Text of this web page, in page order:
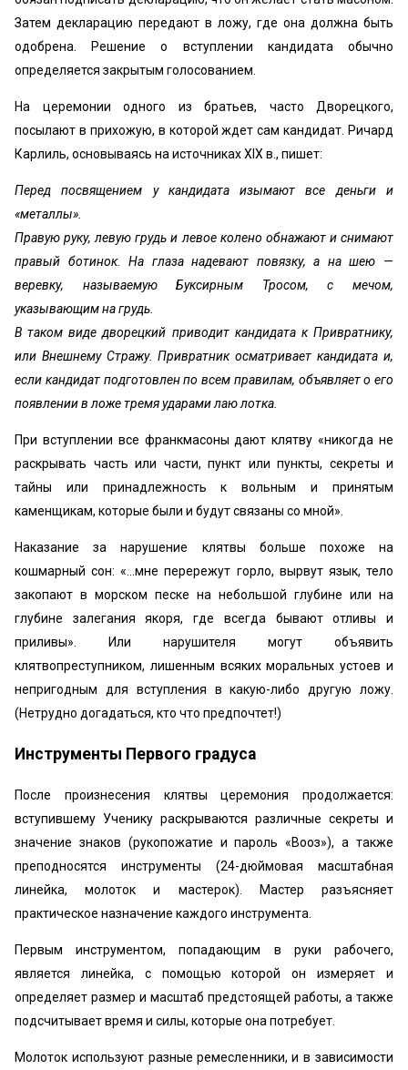
Затем декларацию передают в ложу, где она должна быть
одобрена. Решение о вступлении кандидата обычно
определяется закрытым голосованием.
На церемонии одного из братьев, часто Дворецкого,
посылают в прихожую, в которой ждет сам кандидат. Ричард
Карлиль, основываясь на источниках XIX в., пишет:
Перед посвящением у кандидата изымают все деньги и
«металлы».
Правую руку, левую грудь и левое колено обнажают и снимают
правый ботинок. На глаза надевают повязку, а на шею —
веревку, называемую Буксирным Тросом, с мечом,
указывающим на грудь.
В таком виде дворецкий приводит кандидата к Привратнику,
или Внешнему Стражу. Привратник осматривает кандидата и,
если кандидат подготовлен по всем правилам, объявляет о его
появлении в ложе тремя ударами лаю лотка.
При вступлении все франкмасоны дают клятву «никогда не
раскрывать часть или части, пункт или пункты, секреты и
тайны или принадлежность к вольным и принятым
каменщикам, которые были и будут связаны со мной».
Наказание за нарушение клятвы больше похоже на
кошмарный сон: «...мне перережут горло, вырвут язык, тело
закопают в морском песке на небольшой глубине или на
глубине залегания якоря, где всегда бывают отливы и
приливы». Или нарушителя могут объявить
клятвопреступником, лишенным всяких моральных устоев и
непригодным для вступления в какую-либо другую ложу.
(Нетрудно догадаться, кто что предпочтет!)
Инструменты Первого градуса
После произнесения клятвы церемония продолжается:
вступившему Ученику раскрываются различные секреты и
значение знаков (рукопожатие и пароль «Вооз»), а также
преподносятся инструменты (24-дюймовая масштабная
линейка, молоток и мастерок). Мастер разъясняет
практическое назначение каждого инструмента.
Первым инструментом, попадающим в руки рабочего,
является линейка, с помощью которой он измеряет и
определяет размер и масштаб предстоящей работы, а также
подсчитывает время и силы, которые она потребует.
Молоток используют разные ремесленники, и в зависимости